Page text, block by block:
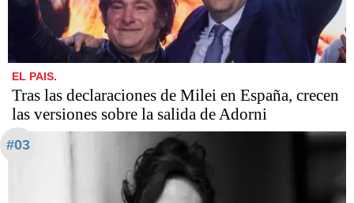
EL PAIS.
Tras las declaraciones de Milei en España, crecen
las versiones sobre la salida de Adorni
#03